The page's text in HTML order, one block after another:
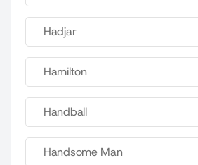
Hadjar
Hamilton
Handball
Handsome Man